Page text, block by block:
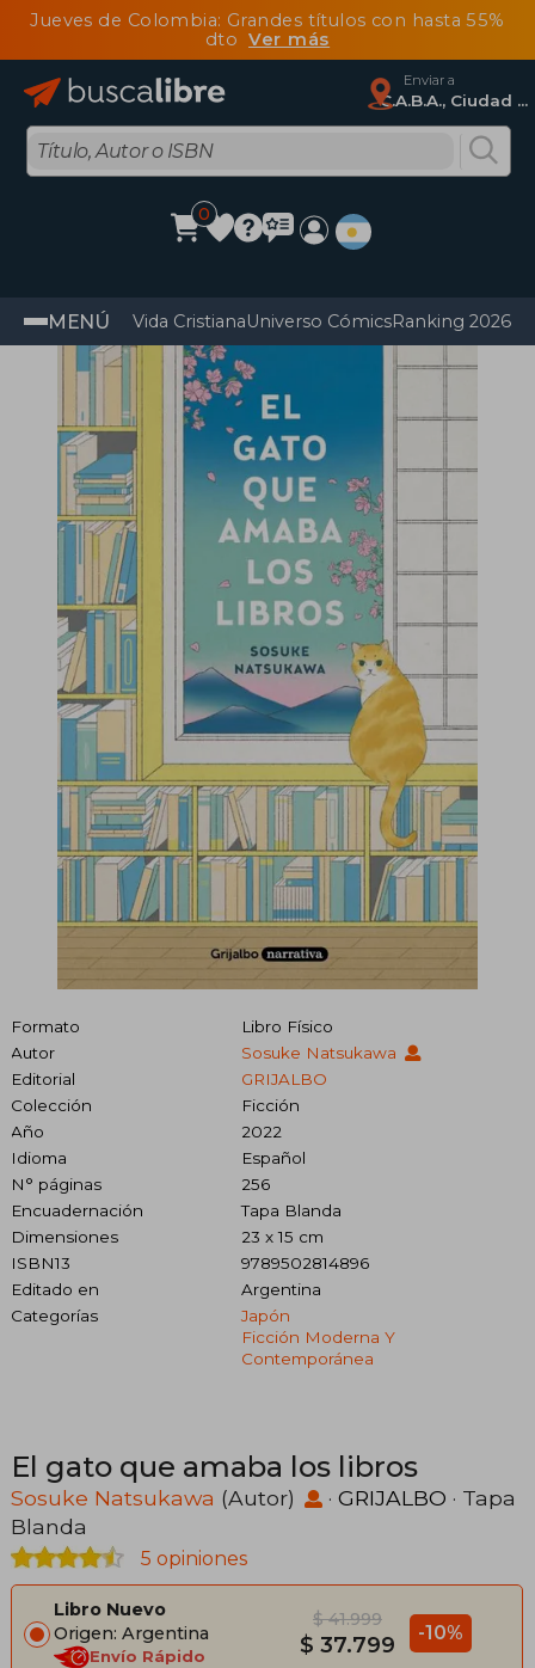
Jueves de Colombia: Grandes títulos con hasta 55%
dtoVer más
Enviar a
C.A.B.A., Ciudad Autónoma De Buenos Aires
0
MENÚ Vida CristianaUniverso CómicsRanking 2026
Formato
Libro Físico
Autor
Sosuke Natsukawa
Editorial
GRIJALBO
Colección
Ficción
Año
2022
Idioma
Español
N° páginas
256
Encuadernación
Tapa Blanda
Dimensiones
23 x 15 cm
ISBN13
9789502814896
Editado en
Argentina
Categorías
Japón
Ficción Moderna Y
Contemporánea
El gato que amaba los libros
Sosuke Natsukawa (Autor) · GRIJALBO · Tapa
Blanda
5 opiniones
Libro Nuevo
Origen: Argentina
Envío Rápido
$ 41.999
$ 37.799 -10%